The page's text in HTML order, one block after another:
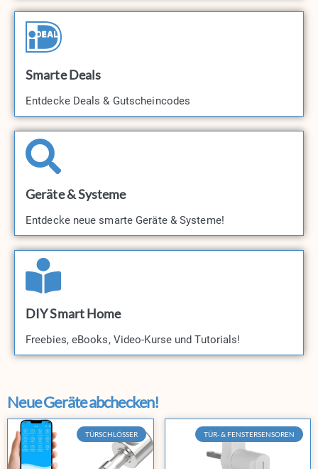
Smarte Deals
Entdecke Deals & Gutscheincodes​
Geräte & Systeme
Entdecke neue smarte Geräte & Systeme!​
DIY Smart Home
Freebies, eBooks, Video-Kurse und Tutorials!​
Neue Geräte abchecken!
TÜRSCHLÖSSER TÜR- & FENSTERSENSOREN